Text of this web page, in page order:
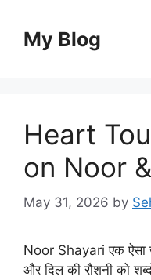
contentMy Blog
Heart
on Noor
May 31, 2026 by
Noor Shayari एक ऐसा
और दिल की रौशनी को